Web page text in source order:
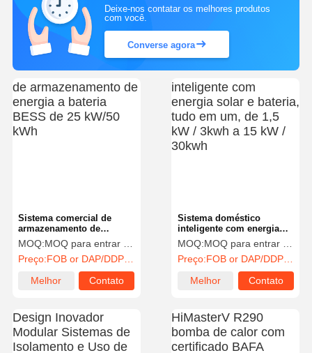
Deixe-nos contatar os melhores produtos
com você.
Converse agora
Sistema doméstico
inteligente com energia
solar e bateria, tudo em
um, de 1,5 kW / 3kwh a 15
kW / 30kwh
MOQ:MOQ para entrar em contato com vendas
Preço:FOB or DAP/DDP to contact sales
Melhor
Contato
Sistema comercial de
armazenamento de
energia a bateria BESS de
25 kW/50 kWh
MOQ:MOQ para entrar em contato com vendas
Preço:FOB or DAP/DDP to contact sales
Melhor
Contato